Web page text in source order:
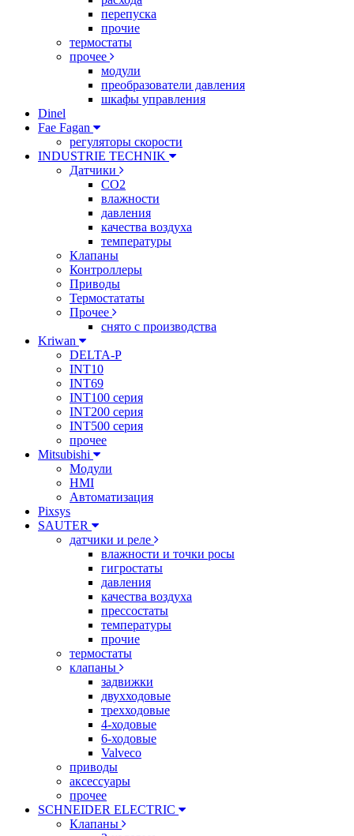
перепуска
прочие
термостаты
прочее
модули
преобразователи давления
шкафы управления
Dinel
Fae Fagan
регуляторы скорости
INDUSTRIE TECHNIK
Датчики
CO2
влажности
давления
качества воздуха
температуры
Клапаны
Контроллеры
Приводы
Термостататы
Прочее
снято с производства
Kriwan
DELTA-P
INT10
INT69
INT100 серия
INT200 серия
INT500 серия
прочее
Mitsubishi
Модули
HMI
Автоматизация
Pixsys
SAUTER
датчики и реле
влажности и точки росы
гигростаты
давления
качества воздуха
прессостаты
температуры
прочие
термостаты
клапаны
задвижки
двухходовые
трехходовые
4-ходовые
6-ходовые
Valveco
приводы
аксессуары
прочее
SCHNEIDER ELECTRIC
Клапаны